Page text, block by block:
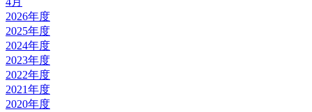
2026年度
2025年度
2024年度
2023年度
2022年度
2021年度
2020年度